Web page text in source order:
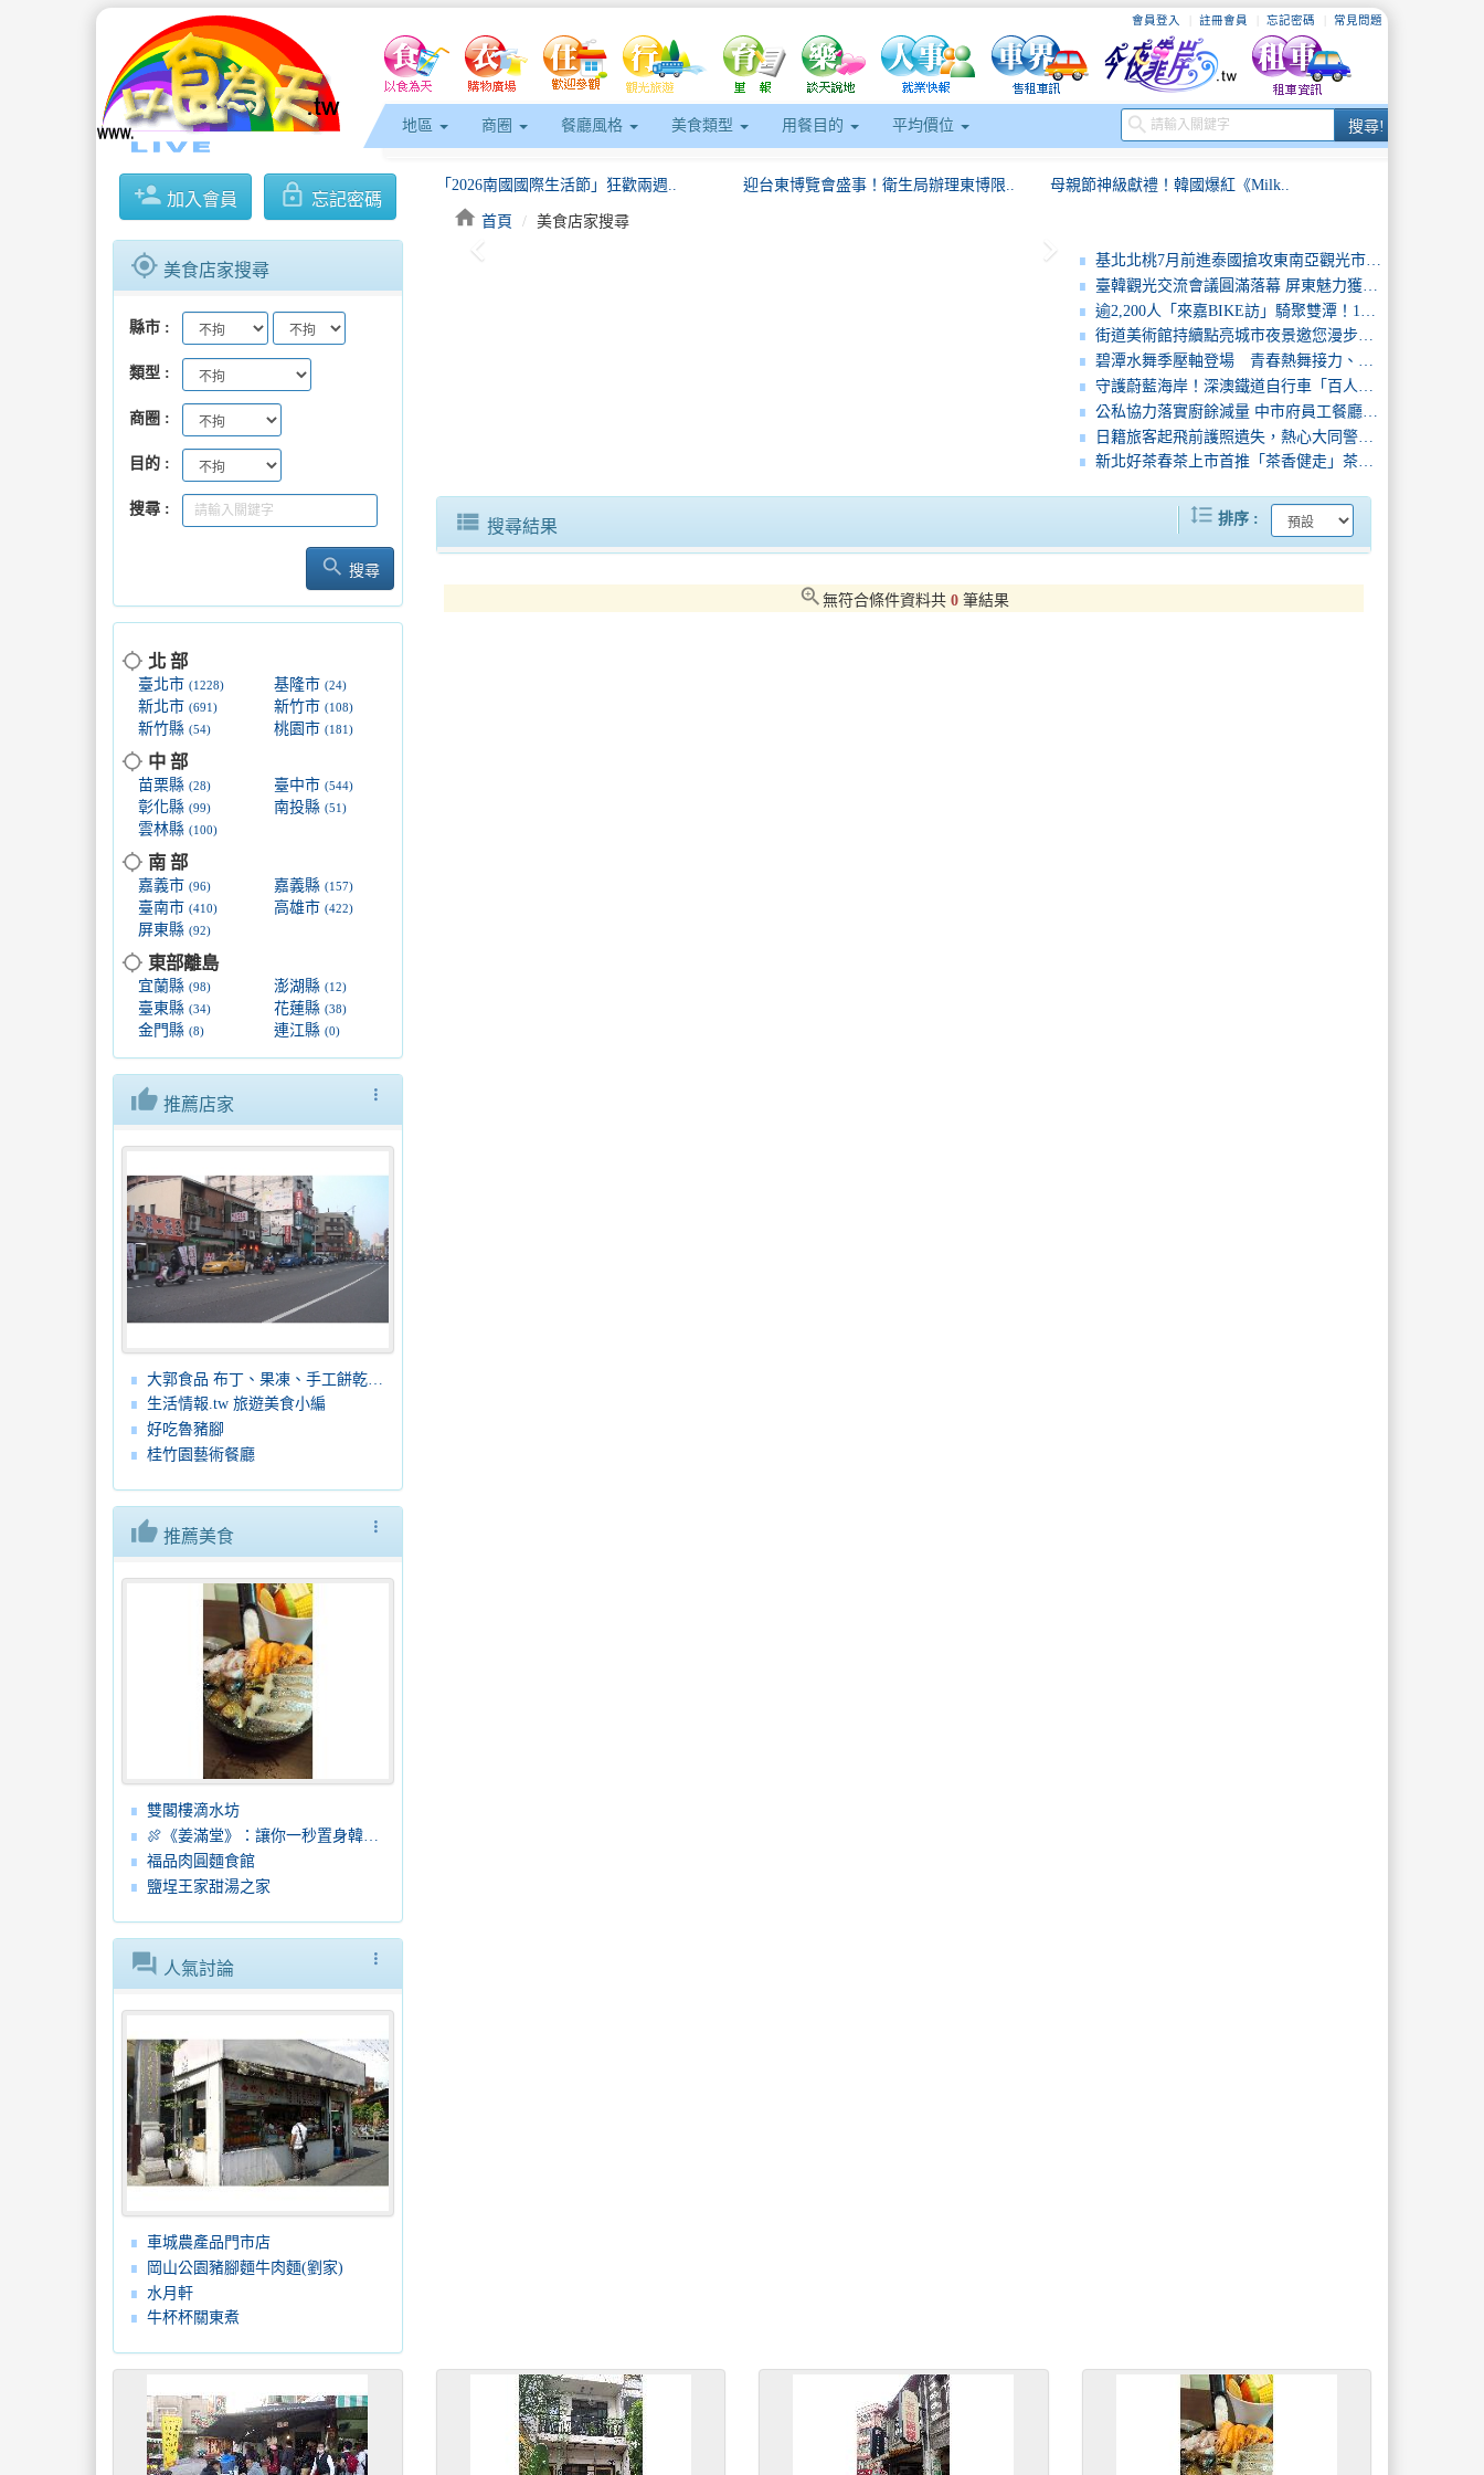
會員登入 註冊會員 忘記密碼 常見問題
地區 商圈 餐廳風格 美食類型 用餐目的 平均價位
搜
尋
search 搜尋!
person_add 加入會員 lock_outline 忘記密碼
gps_fixed 美食店家搜尋
縣市
類型
商圈
目的
搜尋
search 搜尋
location_searching 北 部
臺北市 (1228) 基隆市(24)
新北市 (691) 新竹市(108)
新竹縣 (54) 桃園市(181)
location_searching 中 部
苗栗縣 (28) 臺中市(544)
彰化縣 (99) 南投縣(51)
雲林縣 (100)
location_searching 南 部
嘉義市 (96) 嘉義縣(157)
臺南市 (410) 高雄市(422)
屏東縣 (92)
location_searching 東部離島
宜蘭縣 (98) 澎湖縣(12)
臺東縣 (34) 花蓮縣(38)
金門縣 (8) 連江縣(0)
more_vert
thumb_up 推薦店家
大郭食品 布丁、果凍、手工餅乾、蛋糕、麵包
生活情報.tw 旅遊美食小編
好吃魯豬腳
桂竹園藝術餐廳
more_vert
thumb_up 推薦美食
雙閣樓滴水坊
🍖《姜滿堂》：讓你一秒置身韓劇場景的韓式燒肉殿堂！
福品肉圓麵食館
鹽埕王家甜湯之家
more_vert
forum 人氣討論
車城農產品門市店
岡山公園豬腳麵牛肉麵(劉家)
水月軒
牛杯杯關東煮
「2026南國國際生活節」狂歡兩週.. 迎台東博覽會盛事！衛生局辦理東博限.. 母親節神級獻禮！韓國爆紅《Milk..
臺東黑鮪魚首尾彩頭「盛泰豐號」漁船..
臺北攜手Agoda四大面向合作簽署..
高雄市政府公布第三層使用問題油品2..
母親節神級獻禮！韓國爆紅《Milk..
暑假求職不停歇！15家企業釋出59.. 戴上花環迎貴客！臺韓觀光交流會議登..
home 首頁 美食店家搜尋
keyboard_arrow_left keyboard_arrow_right
基北北桃7月前進泰國搶攻東南亞觀光市場新北主打打卡景點、美食及祈福旅遊
臺韓觀光交流會議圓滿落幕 屏東魅力獲韓國業界肯定 期待帶動國際旅遊市場
逾2,200人「來嘉BIKE訪」騎聚雙潭！10組大白熊新造型地圖驚喜公開再掀打卡熱潮
街道美術館持續點亮城市夜景邀您漫步夏夜星空下的街頭藝廊
碧潭水舞季壓軸登場 青春熱舞接力、煙火點亮夜空
守護蔚藍海岸！深澳鐵道自行車「百人淨灘」8/1登場
公私協力落實廚餘減量 中市府員工餐廳變身惜食基地
日籍旅客起飛前護照遺失，熱心大同警機智聯絡速尋回
新北好茶春茶上市首推「茶香健走」茶王鄭永順捐收益回饋茶鄉
format_line_spacing 排序
view_list 搜尋結果
zoom_in 無符合條件資料共 0筆結果